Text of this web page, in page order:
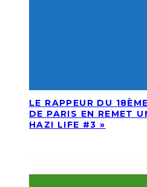
LE RAPPEUR DU
DE PARIS EN REMET
HAZI LIFE #3 »